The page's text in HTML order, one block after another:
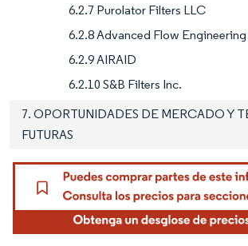
6.2.7 Purolator Filters LLC
6.2.8 Advanced Flow Engineering
6.2.9 AIRAID
6.2.10 S&B Filters Inc.
7. OPORTUNIDADES DE MERCADO Y
FUTURAS